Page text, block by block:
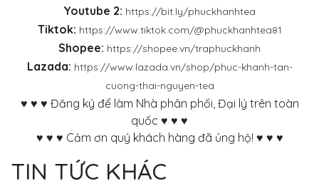
Youtube 2: https://bit.ly/phuckhanhtea
Tiktok: https://www.tiktok.com/@phuckhanhtea81
Shopee: https://shopee.vn/traphuckhanh
Lazada: https://www.lazada.vn/shop/phuc-khanh-tan-
cuong-thai-nguyen-tea
♥ ♥ ♥ Đăng ký để làm Nhà phân phối, Đại lý trên toàn
quốc ♥ ♥ ♥
♥ ♥ ♥ Cảm ơn quý khách hàng đã ủng hộ! ♥ ♥ ♥
TIN TỨC KHÁC